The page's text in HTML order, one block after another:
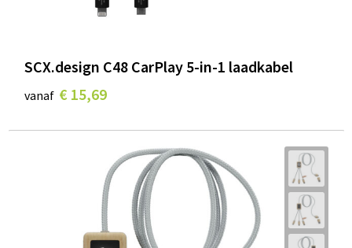
SCX.design C48 CarPlay 5-in-1 laadkabel
vanaf € 15,69